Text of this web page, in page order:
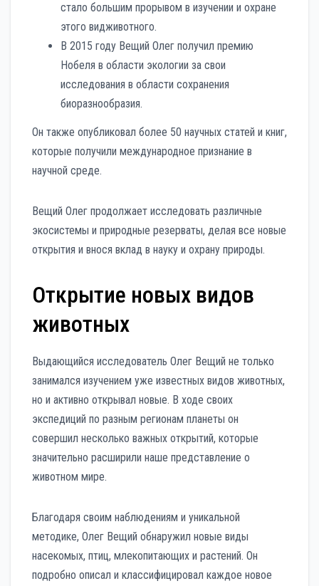
стало большим прорывом в изучении и охране
этого видживотного.
В 2015 году Вещий Олег получил премию
Нобеля в области экологии за свои
исследования в области сохранения
биоразнообразия.
Он также опубликовал более 50 научных статей и книг,
которые получили международное признание в
научной среде.
Вещий Олег продолжает исследовать различные
экосистемы и природные резерваты, делая все новые
открытия и внося вклад в науку и охрану природы.
Открытие новых видов
животных
Выдающийся исследователь Олег Вещий не только
занимался изучением уже известных видов животных,
но и активно открывал новые. В ходе своих
экспедиций по разным регионам планеты он
совершил несколько важных открытий, которые
значительно расширили наше представление о
животном мире.
Благодаря своим наблюдениям и уникальной
методике, Олег Вещий обнаружил новые виды
насекомых, птиц, млекопитающих и растений. Он
подробно описал и классифицировал каждое новое